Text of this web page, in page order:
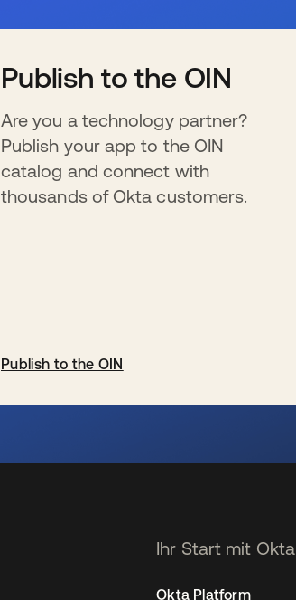
Publish to the OIN
Are you a technology partner?
Publish your app to the OIN
catalog and connect with
thousands of Okta customers.
Publish to the OIN
Ihr Start mit Okta
Okta Platform